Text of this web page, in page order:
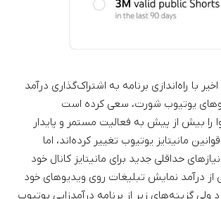
با راه‌اندازی برنامه به اشتراک‌گذاری درآمد
یوتیوب شورت، سعی کرده است
را بیش از پیش به فعالیت مستمر و پایدار
مانیتایز یوتیوب تغییر کرده‌اند، اما
حداقلی جدید برای مانیتایز کانال خود
درآمد نمایش تبلیغات روی ویدیوهای خود
ولی گزینه‌های زیر از برنامه درآمدزایی یوتیوب